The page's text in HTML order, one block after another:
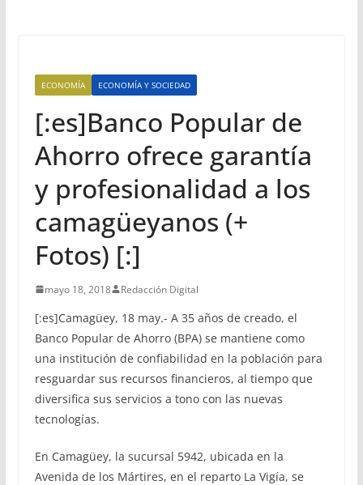
ECONOMÍA ECONOMÍA Y SOCIEDAD
[:es]Banco Popular de
Ahorro ofrece garantía
y profesionalidad a los
camagüeyanos (+
Fotos) [:]
mayo 18, 2018 Redacción Digital
[:es]Camagüey, 18 may.- A 35 años de creado, el
Banco Popular de Ahorro (BPA) se mantiene como
una institución de confiabilidad en la población para
resguardar sus recursos financieros, al tiempo que
diversifica sus servicios a tono con las nuevas
tecnologías.
En Camagüey, la sucursal 5942, ubicada en la
Avenida de los Mártires, en el reparto La Vigía, se